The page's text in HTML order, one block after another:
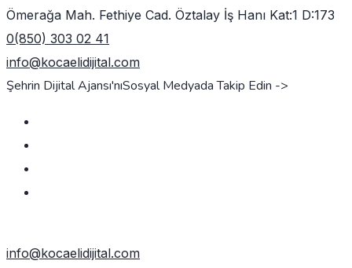
Ömerağa Mah. Fethiye Cad. Öztalay İş Hanı Kat:1 D:173
0(850) 303 02 41
info@kocaelidijital.com
Şehrin Dijital Ajansı'nıSosyal Medyada Takip Edin ->
info@kocaelidijital.com